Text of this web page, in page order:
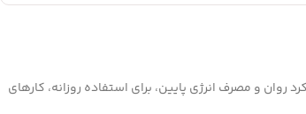
روان و مصرف انرژی پایین، برای استفاده روزانه، کارهای